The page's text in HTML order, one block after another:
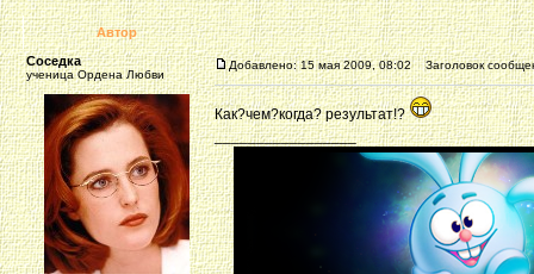
Автор
Соседка
ученица Ордена Любви
Добавлено: 15 мая 2009, 08:02 Заголовок
Как?чем?когда? результат!?
_________________